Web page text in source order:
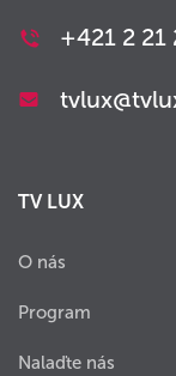
+421 2 21
TV LUX
O nás
Program
Nalaďte nás